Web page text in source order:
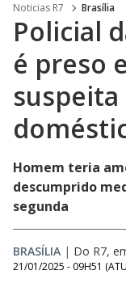
Noticias R7 Brasília
Policial
é preso
Homem teria
descumprido
segunda
BRASÍLIA | Do R7,
21/01/2025 - 09H51